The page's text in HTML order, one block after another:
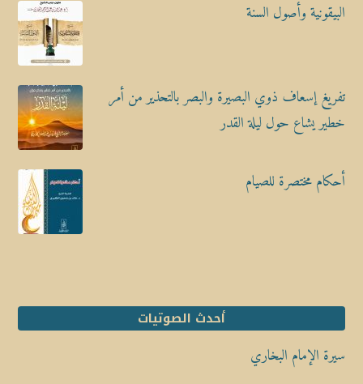
البيقونية وأصول السنة
تفريغ إسعاف ذوي البصيرة والبصر بالتحذير من أمر
خطير يشاع حول ليلة القدر
أحكام مختصرة للصيام
أحدث الصوتيات
سيرة الإمام البخاري